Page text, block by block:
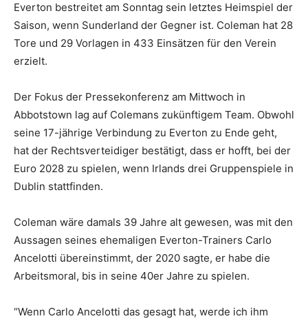
Everton bestreitet am Sonntag sein letztes Heimspiel der
Saison, wenn Sunderland der Gegner ist. Coleman hat 28
Tore und 29 Vorlagen in 433 Einsätzen für den Verein
erzielt.
Der Fokus der Pressekonferenz am Mittwoch in
Abbotstown lag auf Colemans zukünftigem Team. Obwohl
seine 17-jährige Verbindung zu Everton zu Ende geht,
hat der Rechtsverteidiger bestätigt, dass er hofft, bei der
Euro 2028 zu spielen, wenn Irlands drei Gruppenspiele in
Dublin stattfinden.
Coleman wäre damals 39 Jahre alt gewesen, was mit den
Aussagen seines ehemaligen Everton-Trainers Carlo
Ancelotti übereinstimmt, der 2020 sagte, er habe die
Arbeitsmoral, bis in seine 40er Jahre zu spielen.
“Wenn Carlo Ancelotti das gesagt hat, werde ich ihm